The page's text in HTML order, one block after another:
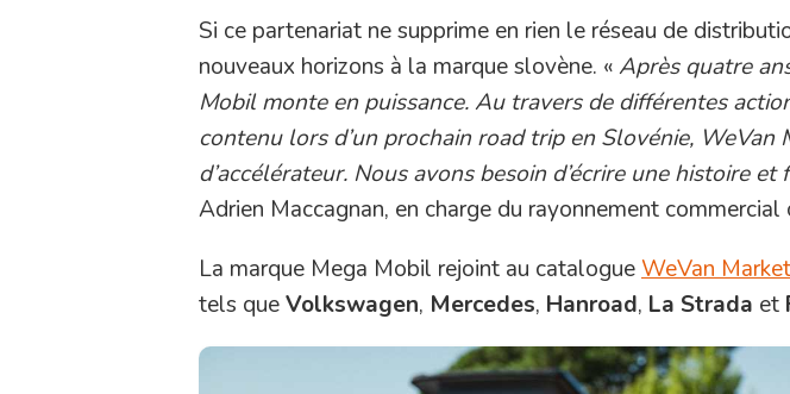
Si ce partenariat ne supprime en rien le réseau de
nouveaux horizons à la marque slovène. «Après quatre
Mobil monte en puissance. Au travers de différentes
contenu lors d’un prochain road trip en Slovénie,
d’accélérateur. Nous avons besoin d’écrire une histoire et
Adrien Maccagnan, en charge du rayonnement
La marque Mega Mobil rejoint au catalogueWeVan Market
tels queVolkswagen, Mercedes, Hanroad, La Strada et